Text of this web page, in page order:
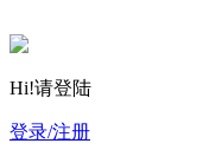
Hi!请登陆
登录/注册